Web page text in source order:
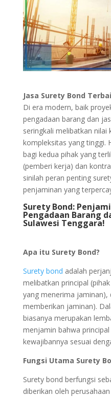
Jasa Surety Bond
Di era modern, baik
pengadaan barang dan
seringkali melibatkan nilai
kompleksitas yang tinggi.
bagi kedua pihak yang
(pemberi kerja) dan
sinilah peran penting
penjaminan yang
Surety Bond:
Pengadaan Barang
Sulawesi Tenggara!
Apa itu Surety Bond?
Surety bond adalah
melibatkan principal
yang menerima jaminan),
memberikan jaminan).
biasanya merupakan
menjamin bahwa
kewajibannya sesuai
Fungsi Utama Surety
Surety bond berfungsi
diberikan oleh